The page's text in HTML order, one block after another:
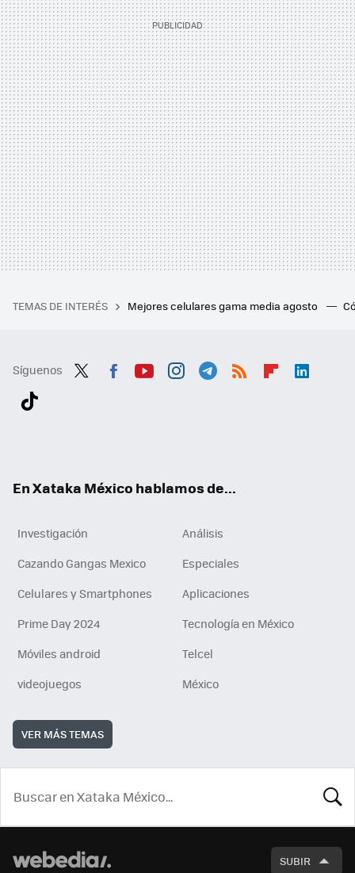
TEMAS DE INTERÉS Mejores celulares gama media agosto
Síguenos
En Xataka México hablamos de...
Investigación
Análisis
Cazando Gangas Mexico
Especiales
Celulares y Smartphones
Aplicaciones
Prime Day 2024
Tecnología en México
Móviles android
Telcel
videojuegos
México
VER MÁS TEMAS
SUBIR